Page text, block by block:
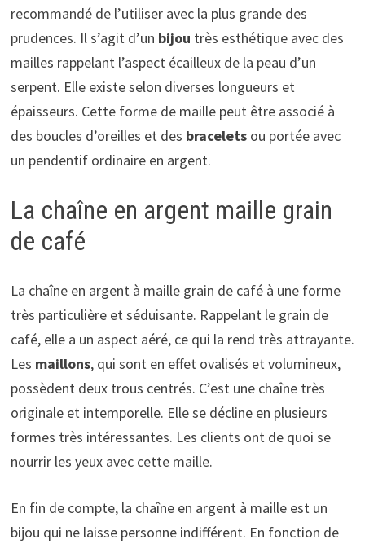
recommandé de l’utiliser avec la plus grande des
prudences. Il s’agit d’un bijou très esthétique avec des
mailles rappelant l’aspect écailleux de la peau d’un
serpent. Elle existe selon diverses longueurs et
épaisseurs. Cette forme de maille peut être associé à
des boucles d’oreilles et des bracelets ou portée avec
un pendentif ordinaire en argent.
La chaîne en argent maille grain
de café
La chaîne en argent à maille grain de café à une forme
très particulière et séduisante. Rappelant le grain de
café, elle a un aspect aéré, ce qui la rend très attrayante.
Les maillons, qui sont en effet ovalisés et volumineux,
possèdent deux trous centrés. C’est une chaîne très
originale et intemporelle. Elle se décline en plusieurs
formes très intéressantes. Les clients ont de quoi se
nourrir les yeux avec cette maille.
En fin de compte, la chaîne en argent à maille est un
bijou qui ne laisse personne indifférent. En fonction de